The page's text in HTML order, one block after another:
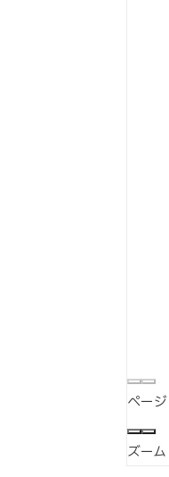
ページ
ズーム